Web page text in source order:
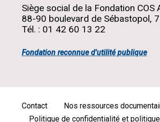
Siège social de la Fondation COS
88-90 boulevard de Sébastopol,
Tél. : 01 42 60 13 22
Fondation reconnue d'utilité publique
Menu
Contact Nos ressources
Politique de confidentialité et